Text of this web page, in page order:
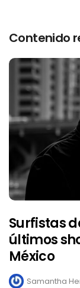
Contenido
Surfistas
últimos
México
Samantha